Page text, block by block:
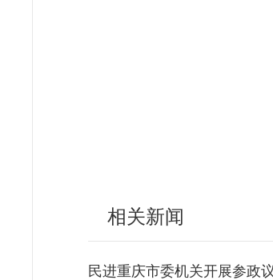
相关新闻
民进重庆市委机关开展参政